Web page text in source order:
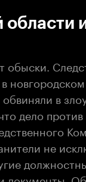
области
обыски.
в
дело против
не